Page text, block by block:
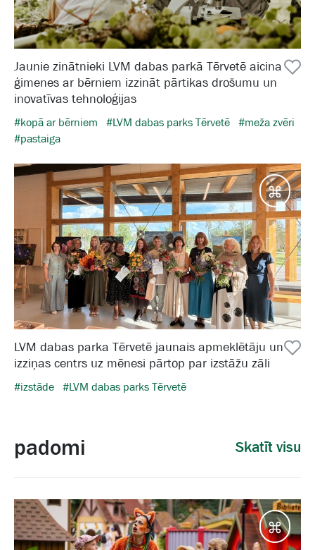
Jaunie zinātnieki LVM dabas parkā Tērvetē aicina
ģimenes ar bērniem izzināt pārtikas drošumu un
inovatīvas tehnoloģijas
#kopā ar bērniem #LVM dabas parks Tērvetē #meža zvēri
#pastaiga
LVM dabas parka Tērvetē jaunais apmeklētāju un
izziņas centrs uz mēnesi pārtop par izstāžu zāli
#izstāde #LVM dabas parks Tērvetē
padomi Skatīt visu